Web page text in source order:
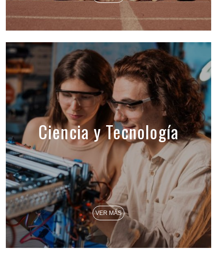
Ciencia y Tecnología
VER MÁS